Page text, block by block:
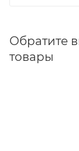
Обратите
товары